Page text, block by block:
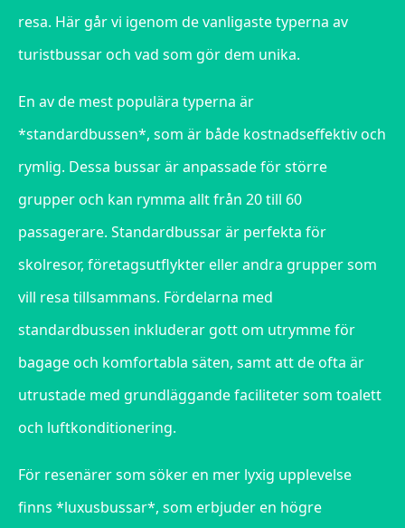
resa. Här går vi igenom de vanligaste typerna av
turistbussar och vad som gör dem unika.
En av de mest populära typerna är
*standardbussen*, som är både kostnadseffektiv och
rymlig. Dessa bussar är anpassade för större
grupper och kan rymma allt från 20 till 60
passagerare. Standardbussar är perfekta för
skolresor, företagsutflykter eller andra grupper som
vill resa tillsammans. Fördelarna med
standardbussen inkluderar gott om utrymme för
bagage och komfortabla säten, samt att de ofta är
utrustade med grundläggande faciliteter som toalett
och luftkonditionering.
För resenärer som söker en mer lyxig upplevelse
finns *luxusbussar*, som erbjuder en högre